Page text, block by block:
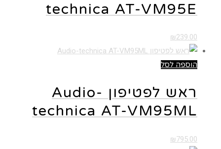
technica AT-VM95E
₪239.00
הוספה לסל
ראש לפטיפון Audio-
technica AT-VM95ML
₪795.00